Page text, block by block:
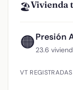
🏖️Vivienda
🟠Presión
23.6
VT REGISTRADAS